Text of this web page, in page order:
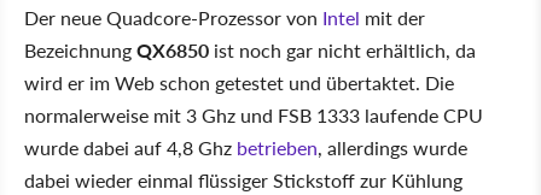
Der neue Quadcore-Prozessor von Intel mit der
BezeichnungQX6850 ist noch gar nicht erhältlich, da
wird er im Web schon getestet und übertaktet. Die
normalerweise mit 3 Ghz und FSB 1333 laufende CPU
wurde dabei auf 4,8 Ghz betrieben, allerdings wurde
dabei wieder einmal flüssiger Stickstoff zur Kühlung